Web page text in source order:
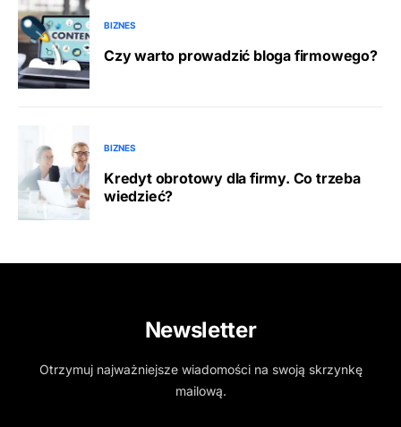
BIZNES
Czy warto prowadzić bloga firmowego?
BIZNES
Kredyt obrotowy dla firmy. Co trzeba
wiedzieć?
Newsletter
Otrzymuj najważniejsze wiadomości na swoją skrzynkę
mailową.